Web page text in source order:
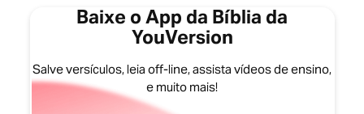
Baixe o App da Bíblia da
YouVersion
Salve versículos, leia off-line, assista vídeos de ensino,
e muito mais!